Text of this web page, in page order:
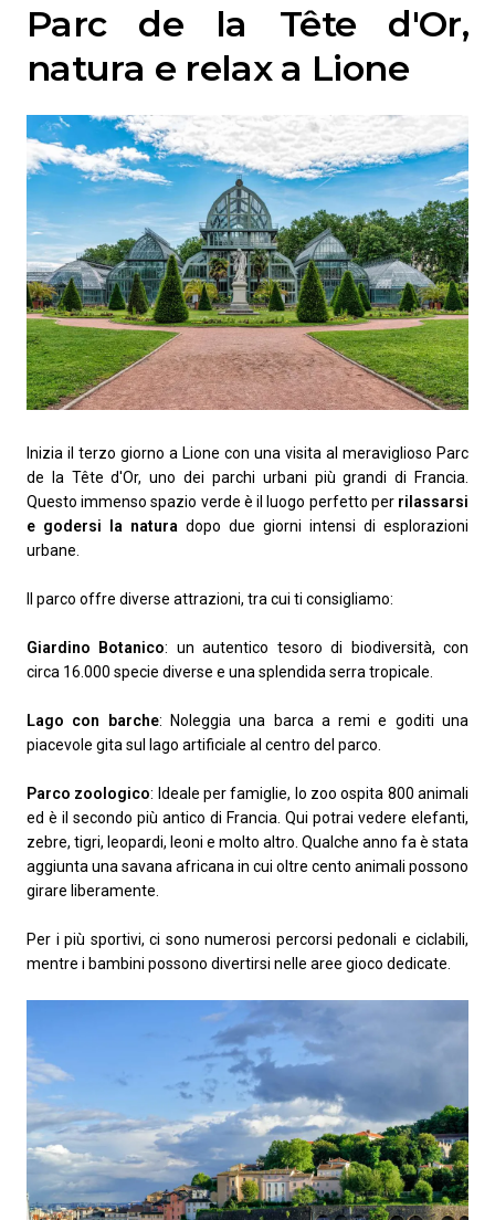
Parc de la Tête d'Or,
natura e relax a Lione
Inizia il terzo giorno a Lione con una visita al meraviglioso Parc
de la Tête d'Or, uno dei parchi urbani più grandi di Francia.
Questo immenso spazio verde è il luogo perfetto per rilassarsi
e godersi la natura dopo due giorni intensi di esplorazioni
urbane.
Il parco offre diverse attrazioni, tra cui ti consigliamo:
Giardino Botanico: un autentico tesoro di biodiversità, con
circa 16.000 specie diverse e una splendida serra tropicale.
Lago con barche: Noleggia una barca a remi e goditi una
piacevole gita sul lago artificiale al centro del parco.
Parco zoologico: Ideale per famiglie, lo zoo ospita 800 animali
ed è il secondo più antico di Francia. Qui potrai vedere elefanti,
zebre, tigri, leopardi, leoni e molto altro. Qualche anno fa è stata
aggiunta una savana africana in cui oltre cento animali possono
girare liberamente.
Per i più sportivi, ci sono numerosi percorsi pedonali e ciclabili,
mentre i bambini possono divertirsi nelle aree gioco dedicate.